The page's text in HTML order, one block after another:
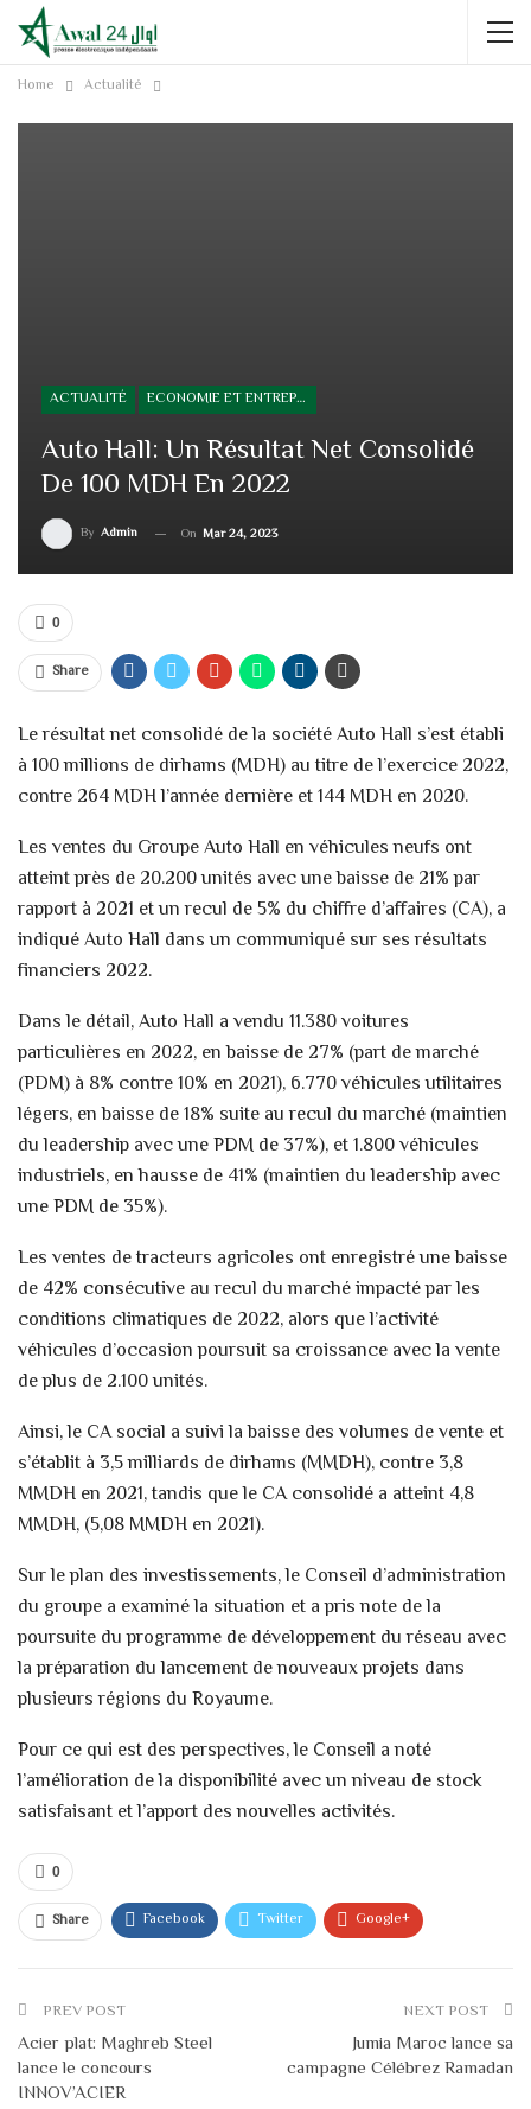
Home Actualité
ACTUALITÉ ECONOMIE ET ENTREPRISE
Auto Hall: Un Résultat Net Consolidé
De 100 MDH En 2022
By Admin On Mar 24, 2023
0
Share
Le résultat net consolidé de la société Auto Hall s’est établi
à 100 millions de dirhams (MDH) au titre de l’exercice 2022,
contre 264 MDH l’année dernière et 144 MDH en 2020.
Les ventes du Groupe Auto Hall en véhicules neufs ont
atteint près de 20.200 unités avec une baisse de 21% par
rapport à 2021 et un recul de 5% du chiffre d’affaires (CA), a
indiqué Auto Hall dans un communiqué sur ses résultats
financiers 2022.
Dans le détail, Auto Hall a vendu 11.380 voitures
particulières en 2022, en baisse de 27% (part de marché
(PDM) à 8% contre 10% en 2021), 6.770 véhicules utilitaires
légers, en baisse de 18% suite au recul du marché (maintien
du leadership avec une PDM de 37%), et 1.800 véhicules
industriels, en hausse de 41% (maintien du leadership avec
une PDM de 35%).
Les ventes de tracteurs agricoles ont enregistré une baisse
de 42% consécutive au recul du marché impacté par les
conditions climatiques de 2022, alors que l’activité
véhicules d’occasion poursuit sa croissance avec la vente
de plus de 2.100 unités.
Ainsi, le CA social a suivi la baisse des volumes de vente et
s’établit à 3,5 milliards de dirhams (MMDH), contre 3,8
MMDH en 2021, tandis que le CA consolidé a atteint 4,8
MMDH, (5,08 MMDH en 2021).
Sur le plan des investissements, le Conseil d’administration
du groupe a examiné la situation et a pris note de la
poursuite du programme de développement du réseau avec
la préparation du lancement de nouveaux projets dans
plusieurs régions du Royaume.
Pour ce qui est des perspectives, le Conseil a noté
l’amélioration de la disponibilité avec un niveau de stock
satisfaisant et l’apport des nouvelles activités.
0
Share Facebook Twitter
Google+
PREV POST
Acier plat: Maghreb Steel
lance le concours
INNOV’ACIER
NEXT POST
Jumia Maroc lance sa
campagne Célébrez Ramadan